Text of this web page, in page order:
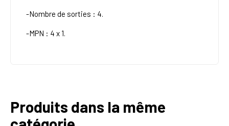
-Nombre de sorties : 4.
-MPN : 4 x 1.
Produits dans la même